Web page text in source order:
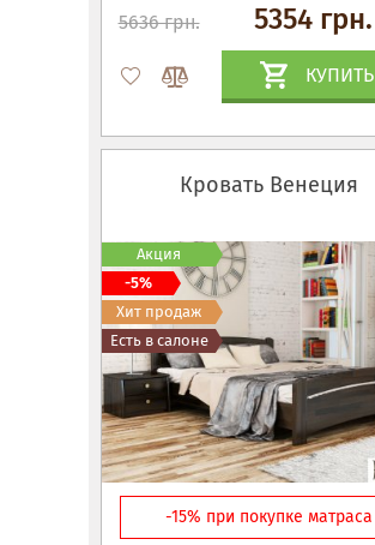
5636 грн. 5354 грн.
КУПИТЬ
Кровать Венеция
-15% при покупке матраса
Акция
-5%
Хит продаж
Есть в салоне